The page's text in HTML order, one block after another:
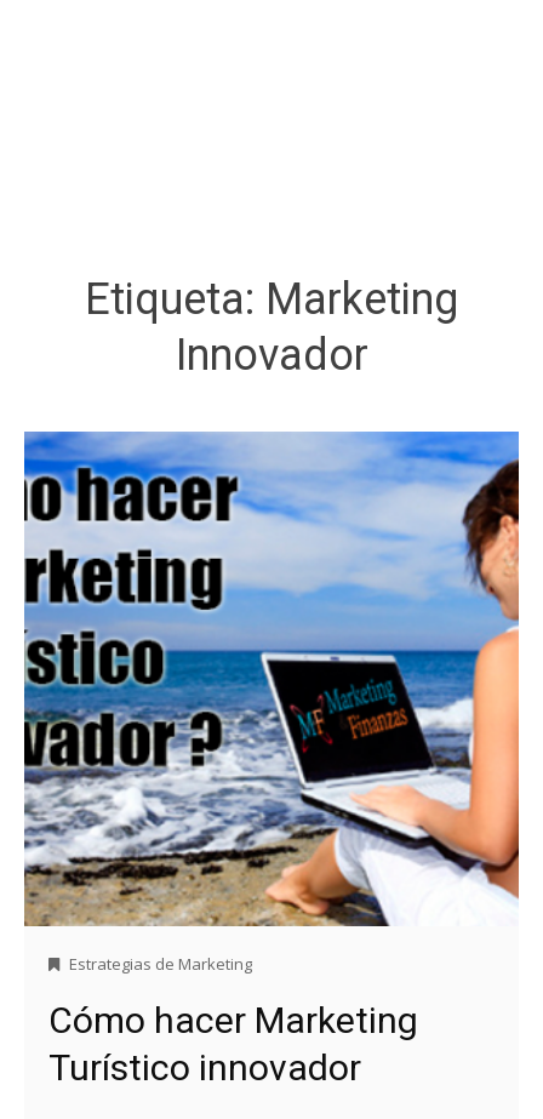
Etiqueta: Marketing
Innovador
Estrategias de Marketing
Cómo hacer Marketing
Turístico innovador